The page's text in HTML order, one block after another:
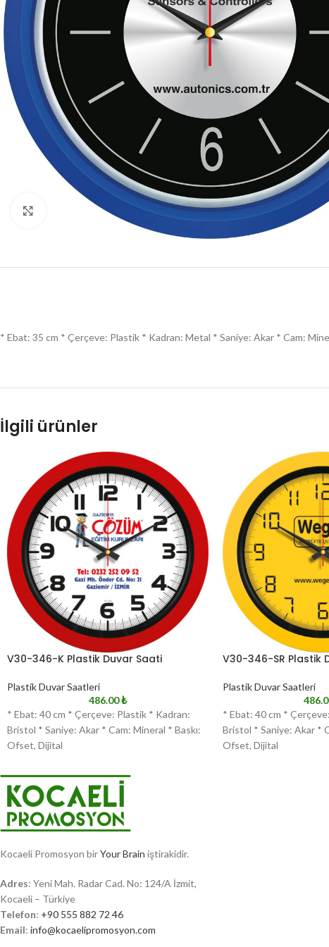
Click to enlarge
* Ebat: 35 cm * Çerçeve: Plastik * Kadran: Metal * Saniye: Akar * Cam:
İlgili ürünler
V30-346-K Plastik Duvar Saati
Plastik Duvar Saatleri
486.00₺
* Ebat: 40 cm * Çerçeve: Plastik * Kadran:
Bristol * Saniye: Akar * Cam: Mineral * Baskı:
Ofset, Dijital
V30-346-SR Plastik
Plastik Duvar Saatleri
* Ebat: 40 cm *
Bristol * Saniye: Akar *
Ofset, Dijital
Kocaeli Promosyon birYour Brain iştirakidir.
Adres: Yeni Mah. Radar Cad. No: 124/A İzmit,
Kocaeli – Türkiye
Telefon: +90 555 882 72 46
Email: info@kocaelipromosyon.com